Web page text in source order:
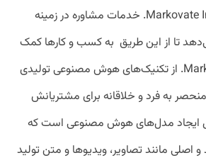
در این راستا، شرکت Markovate Inc. خدمات مشاوره در زمینه
تا از این طریق به کسب و کارها کمک
کند. شرکت Markovate Inc. از تکنیک‌های هوش مصنوعی تولیدی
به فرد و خلاقانه برای مشتریانش
ایجاد مدل‌های هوش مصنوعی است که
اصلی مانند تصاویر، ویدیوها و متن تولید